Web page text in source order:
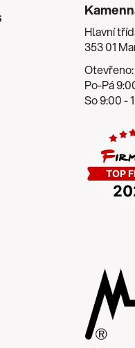
Hlavní
353 01
Otevřeno:
Po-Pá
So 9:00 -